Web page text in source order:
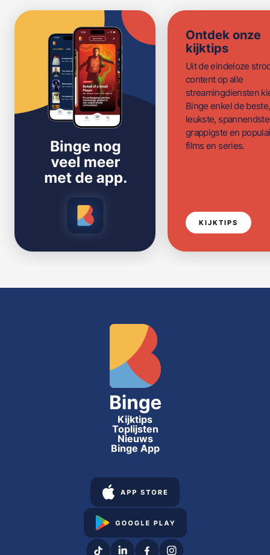
Ontdek onze
kijktips
Uit de eindeloze
content op alle
streamingdiensten
Binge enkel de beste,
leukste,
grappigste en
films en series.
KIJKTIPS
Kijktips
Toplijsten
Nieuws
Binge App